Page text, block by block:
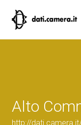
Alto
http://